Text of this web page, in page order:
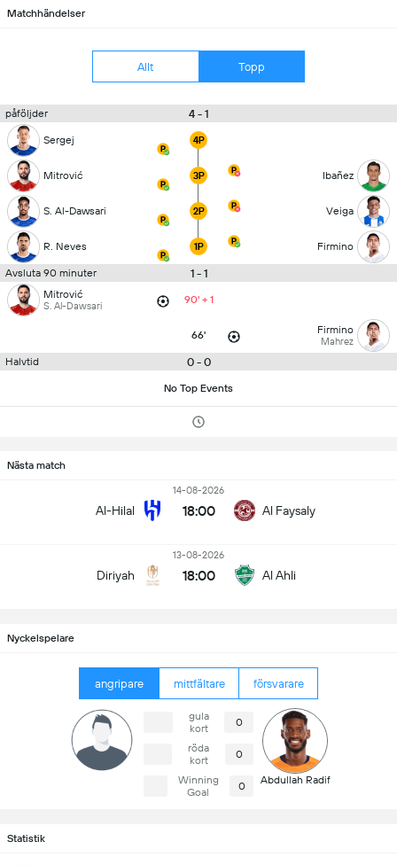
Matchhändelser
Allt Topp
påföljder 4 - 1
Sergej 4P
Mitrović 3P Ibañez
S. Al-Dawsari 2P Veiga
R. Neves 1P Firmino
Avsluta 90 minuter 1 - 1
Mitrović
S. Al-Dawsari 90' + 1
66' Firmino
Mahrez
Halvtid 0 - 0
No Top Events
Nästa match
Al-Hilal
14-08-2026
18:00 Al Faysaly
Diriyah
13-08-2026
18:00 Al Ahli
Nyckelspelare
angripare mittfältare försvarare
gula
kort
0
röda
kort
0
Winning
Goal
0 Abdullah Radif
Statistik